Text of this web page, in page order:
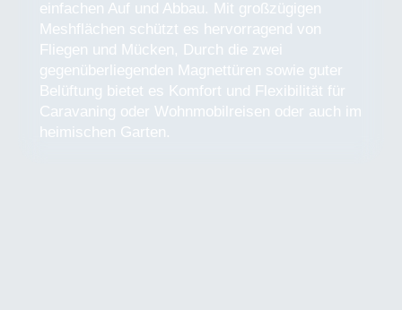
einfachen Auf und Abbau. Mit großzügigen
Meshflächen schützt es hervorragend von
Fliegen und Mücken, Durch die zwei
gegenüberliegenden Magnettüren sowie guter
Belüftung bietet es Komfort und Flexibilität für
Caravaning oder Wohnmobilreisen oder auch im
heimischen Garten.